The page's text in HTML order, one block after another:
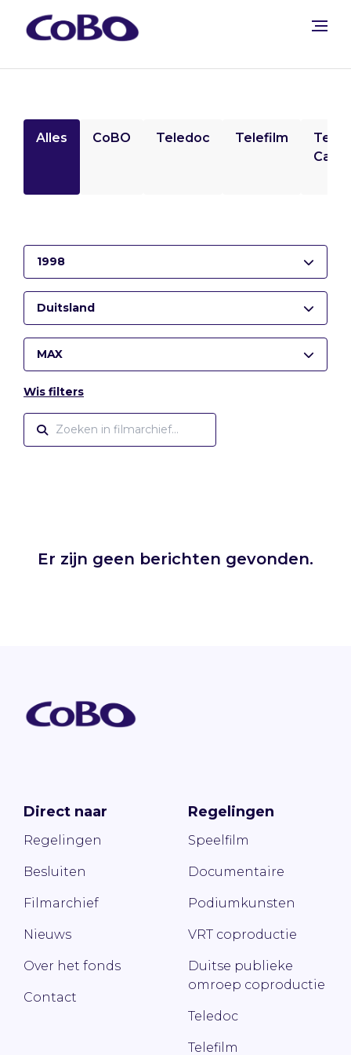
Alles CoBO Teledoc Telefilm
1998
Duitsland
MAX
Wis filters
Er zijn geen berichten gevonden.
Direct naar
Regelingen
Besluiten
Filmarchief
Nieuws
Over het fonds
Contact
Regelingen
Speelfilm
Documentaire
Podiumkunsten
VRT coproductie
Duitse publieke
omroep coproductie
Teledoc
Telefilm